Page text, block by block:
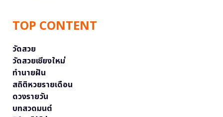
TOP CONTENT
วัดสวย
วัดสวยเชียงใหม่
ทำนายฝัน
สถิติหวยรายเดือน
ดวงรายวัน
บทสวดมนต์